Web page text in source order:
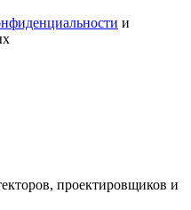
и
проектировщиков и